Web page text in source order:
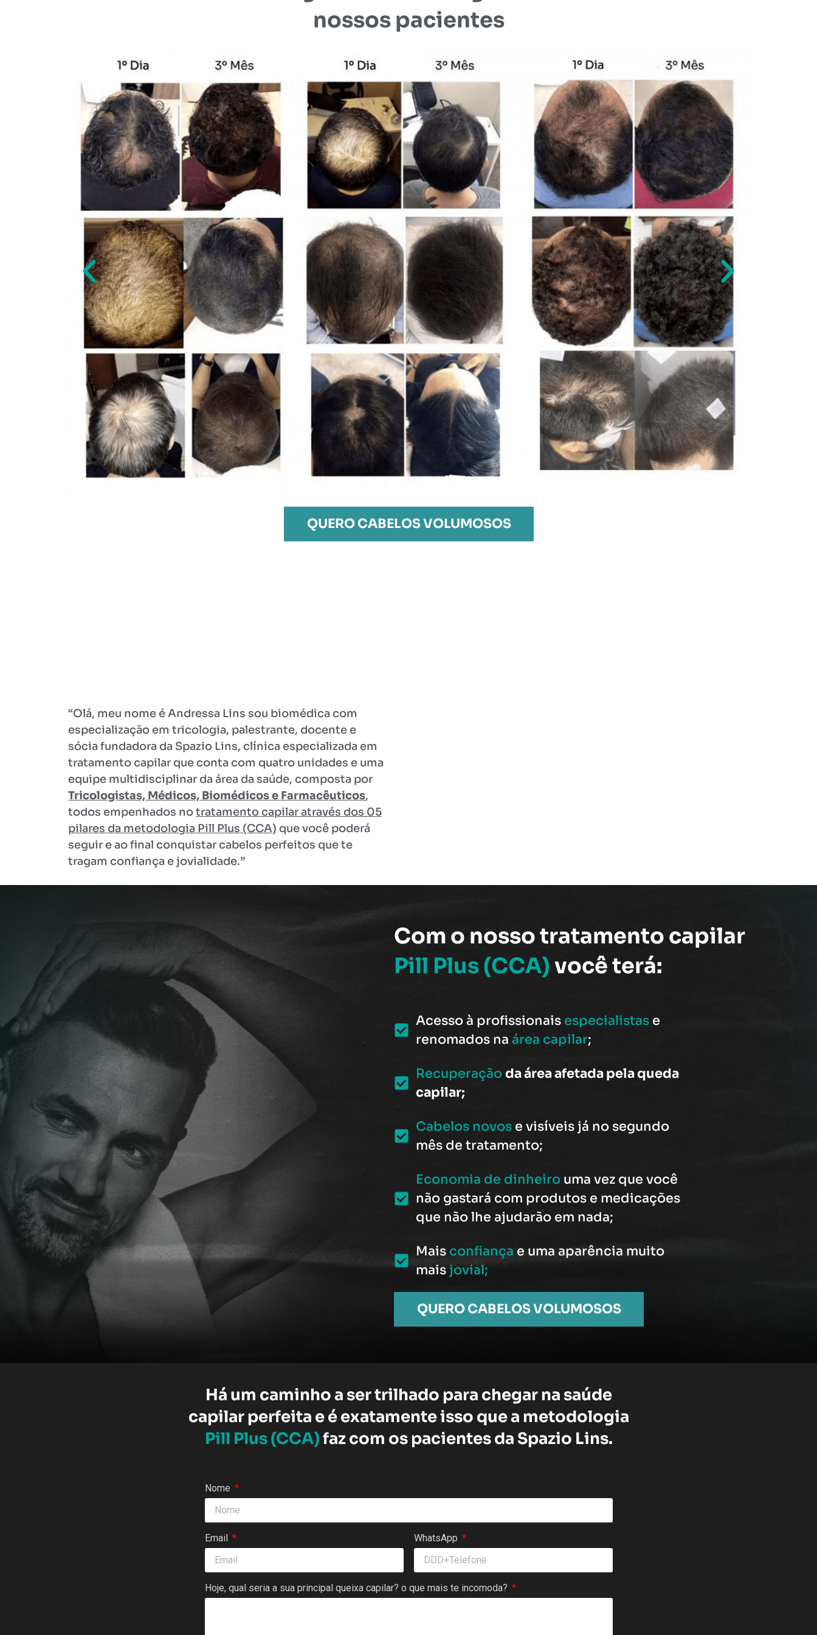
nossos pacientes
QUERO CABELOS VOLUMOSOS
“Olá, meu nome é Andressa Lins sou biomédica com
especialização em tricologia, palestrante, docente e
sócia fundadora da Spazio Lins, clínica especializada em
tratamento capilar que conta com quatro unidades e uma
equipe multidisciplinar da área da saúde, composta por
Tricologistas, Médicos, Biomédicos e Farmacêuticos,
todos empenhados notratamento capilar através dos 05
pilares da metodologia Pill Plus (CCA) que você poderá
seguir e ao final conquistar cabelos perfeitos que te
tragam confiança e jovialidade.”
Com o nosso tratamento capilar
Pill Plus (CCA) você terá:
Acesso à profissionais especialistase
renomados na área capilar;
Recuperação da área afetada pela queda
capilar;
Cabelos novos e visíveis já no segundo
mês de tratamento;
Economia de dinheirouma vez que você
não gastará com produtos e medicações
que não lhe ajudarão em nada;
Maisconfiança e uma aparência muito
maisjovial;
QUERO CABELOS VOLUMOSOS
Há um caminho a ser trilhado para chegar na saúde
capilar perfeita e é exatamente isso que a metodologia
Pill Plus (CCA)faz com os pacientes da Spazio Lins.
Nome
Email WhatsApp
Hoje, qual seria a sua principal queixa capilar? o que mais te incomoda?